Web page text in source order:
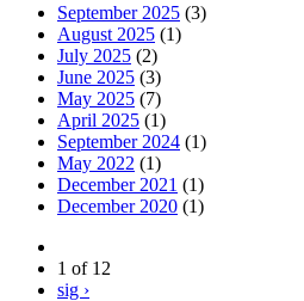
September 2025 (3)
August 2025 (1)
July 2025 (2)
June 2025 (3)
May 2025 (7)
April 2025 (1)
September 2024 (1)
May 2022 (1)
December 2021 (1)
December 2020 (1)
1 of 12
sig ›